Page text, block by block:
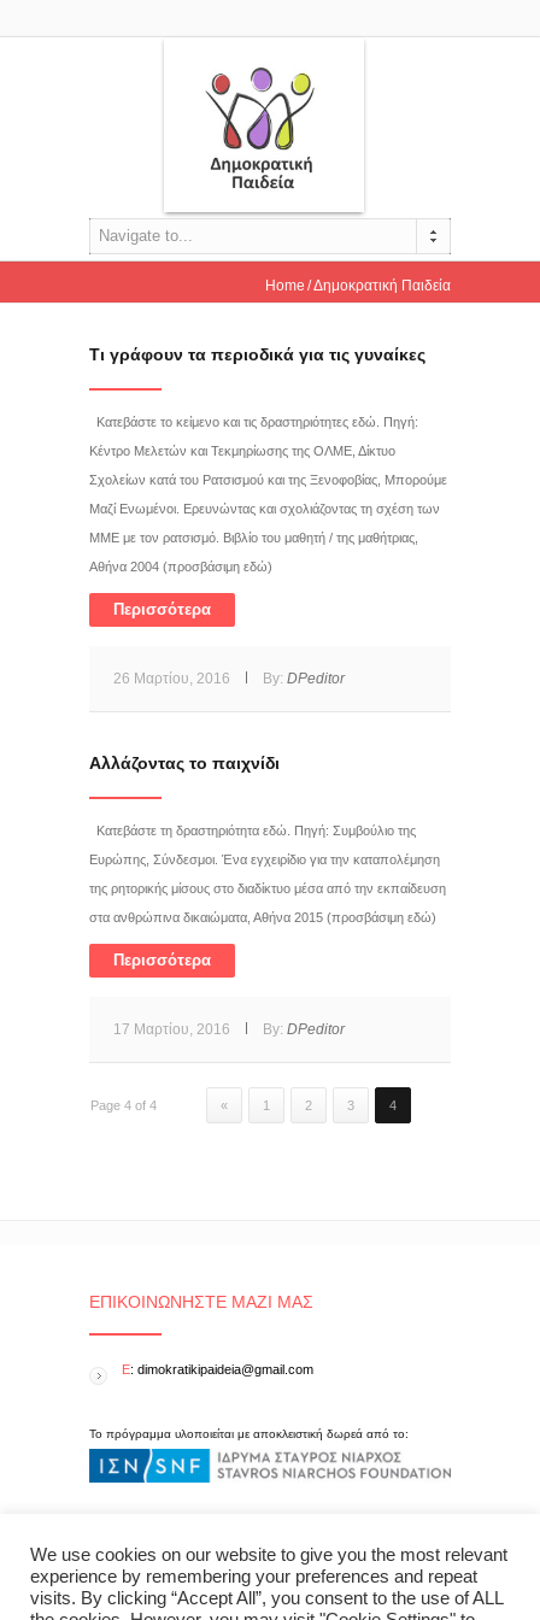
Navigate to...
Home Δημοκρατική Παιδεία
Τι γράφουν τα περιοδικά για τις γυναίκες
Κατεβάστε το κείμενο και τις δραστηριότητες εδώ. Πηγή:
Κέντρο Μελετών και Τεκμηρίωσης της ΟΛΜΕ, Δίκτυο
Σχολείων κατά του Ρατσισμού και της Ξενοφοβίας, Μπορούμε
Μαζί Ενωμένοι. Ερευνώντας και σχολιάζοντας τη σχέση των
ΜΜΕ με τον ρατσισμό. Βιβλίο του μαθητή / της μαθήτριας,
Αθήνα 2004 (προσβάσιμη εδώ)
Περισσότερα
26 Μαρτίου, 2016 By: DPeditor
Αλλάζοντας το παιχνίδι
Κατεβάστε τη δραστηριότητα εδώ. Πηγή: Συμβούλιο της
Ευρώπης, Σύνδεσμοι. Ένα εγχειρίδιο για την καταπολέμηση
της ρητορικής μίσους στο διαδίκτυο μέσα από την εκπαίδευση
στα ανθρώπινα δικαιώματα, Αθήνα 2015 (προσβάσιμη εδώ)
Περισσότερα
17 Μαρτίου, 2016 By: DPeditor
Page 4 of 4 « 1 2 3 4
ΕΠΙΚΟΙΝΩΝΉΣΤΕ ΜΑΖΊ ΜΑΣ
E: dimokratikipaideia@gmail.com
Το πρόγραμμα υλοποιείται με αποκλειστική δωρεά από το:
We use cookies on our website to give you the most relevant
experience by remembering your preferences and repeat
visits. By clicking “Accept All”, you consent to the use of ALL